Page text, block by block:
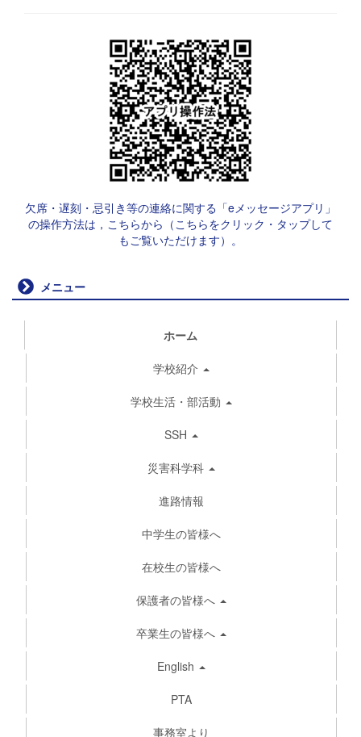
欠席・遅刻・忌引き等の連絡に関する「eメッセージアプリ」
の操作方法は，こちらから（こちらをクリック・タップして
もご覧いただけます）。
メニュー
ホーム
学校紹介
学校生活・部活動
SSH
災害科学科
進路情報
中学生の皆様へ
在校生の皆様へ
保護者の皆様へ
卒業生の皆様へ
English
PTA
事務室より